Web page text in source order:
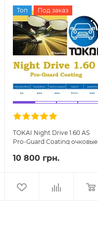
Топ Под заказ
TOKAI Night Drive 1.60 AS
Pro-Guard Coating очковые
10 800 грн.